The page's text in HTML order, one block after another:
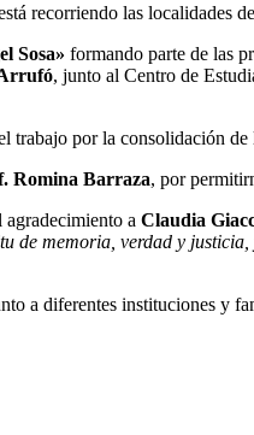
recorriendo las localidades
Sosa» formando parte de las
, junto al Centro de
por la consolidación
Romina Barraza, por
agradecimiento a Claudia
memoria, verdad y
a diferentes instituciones